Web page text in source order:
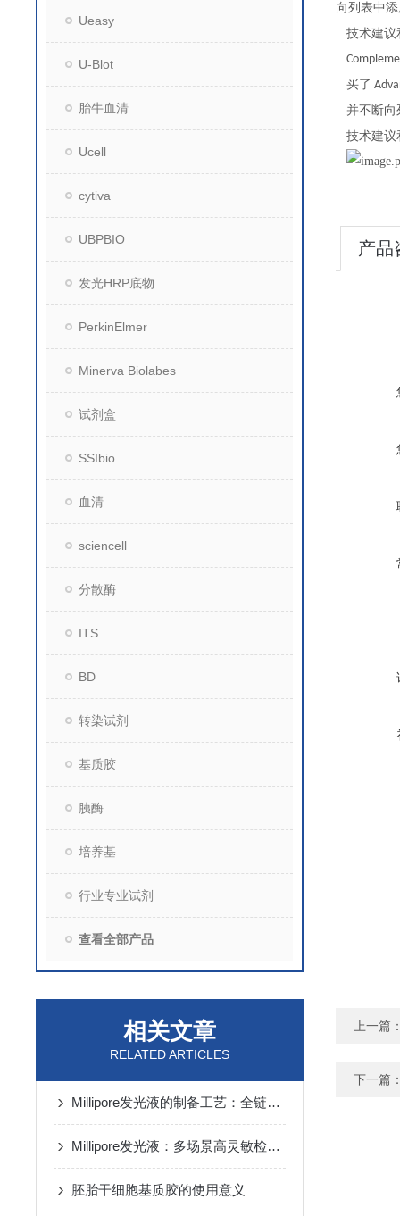
Ueasy
U-Blot
胎牛血清
Ucell
cytiva
UBPBIO
发光HRP底物
PerkinElmer
Minerva Biolabes
试剂盒
SSIbio
血清
sciencell
分散酶
ITS
BD
转染试剂
基质胶
胰酶
培养基
行业专业试剂
查看全部产品
相关文章
RELATED ARTICLES
Millipore发光液的制备工艺：全链路质控保障检测性能稳定
Millipore发光液：多场景高灵敏检测的核心试剂支撑
胚胎干细胞基质胶的使用意义
向列表中
技术建议
买了
并不断
技术建议
产品
上一篇
下一篇